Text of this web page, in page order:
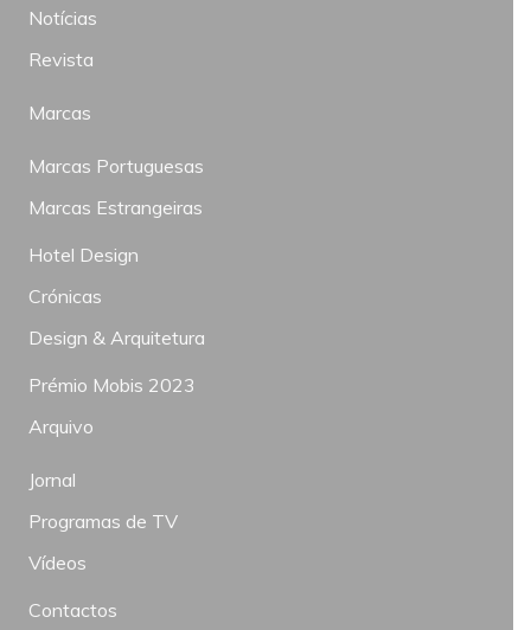
Notícias
Revista
Marcas
Marcas Portuguesas
Marcas Estrangeiras
Hotel Design
Crónicas
Design & Arquitetura
Prémio Mobis 2023
Arquivo
Jornal
Programas de TV
Vídeos
Contactos